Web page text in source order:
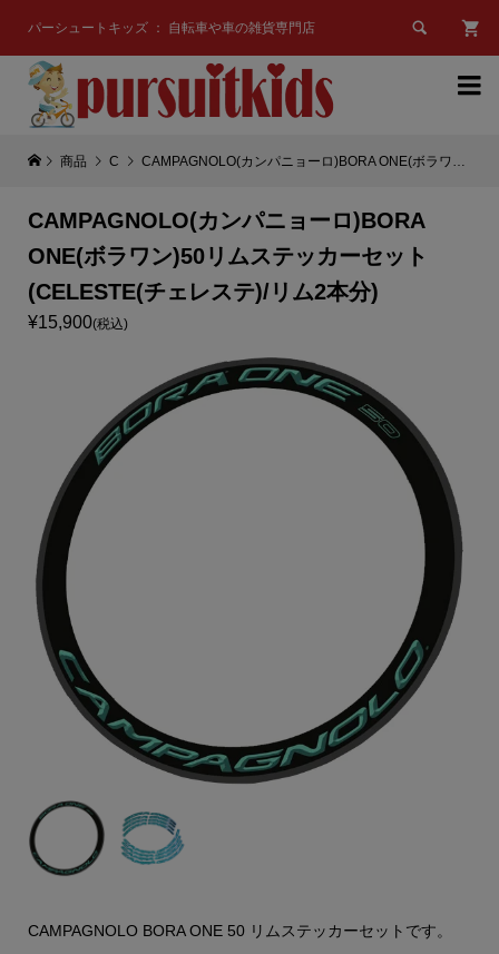
パーシュートキッズ ： 自転車や車の雑貨専門店 

商品 C CAMPAGNOLO(カンパニョーロ)BORA ONE(ボラワン)50リムステッカーセット(CELESTE(チェレステ)/リム2本分)
CAMPAGNOLO(カンパニョーロ)BORA
ONE(ボラワン)50リムステッカーセット
(CELESTE(チェレステ)/リム2本分)
¥15,900(税込)
CAMPAGNOLO BORA ONE 50 リムステッカーセットです。